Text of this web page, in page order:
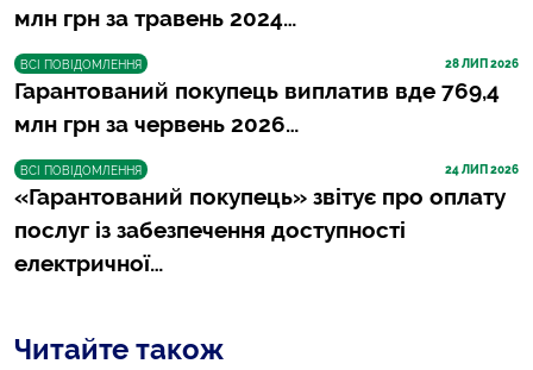
млн грн за травень 2024…
ВСІ ПОВІДОМЛЕННЯ 28 ЛИП 2026
Гарантований покупець виплатив вде 769,4
млн грн за червень 2026…
ВСІ ПОВІДОМЛЕННЯ 24 ЛИП 2026
«Гарантований покупець» звітує про оплату
послуг із забезпечення доступності
електричної…
Читайте також